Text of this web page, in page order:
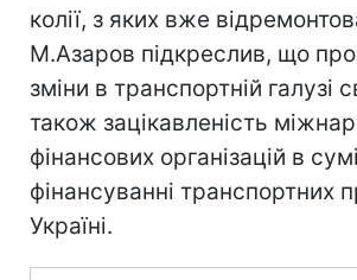
колії, з яких вже
М.Азаров підкреслив, що про
зміни в транспортній галузі
також зацікавленість
фінансових організацій в
фінансуванні транспортних
Україні.